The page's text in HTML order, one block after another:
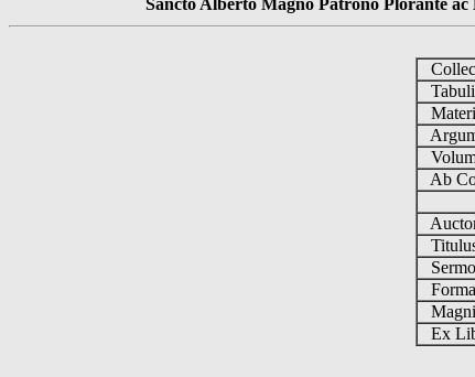
Sancto Alberto Magno Patrono Plorante
Ab
Sermo
Forma
Ex